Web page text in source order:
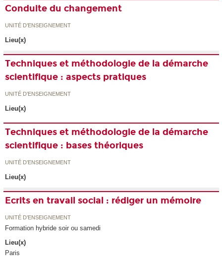
Conduite du changement
UNITÉ D’ENSEIGNEMENT
Lieu(x)
Techniques et méthodologie de la démarche
scientifique : aspects pratiques
UNITÉ D’ENSEIGNEMENT
Lieu(x)
Techniques et méthodologie de la démarche
scientifique : bases théoriques
UNITÉ D’ENSEIGNEMENT
Lieu(x)
Ecrits en travail social : rédiger un mémoire
UNITÉ D’ENSEIGNEMENT
Formation hybride soir ou samedi
Lieu(x)
Paris